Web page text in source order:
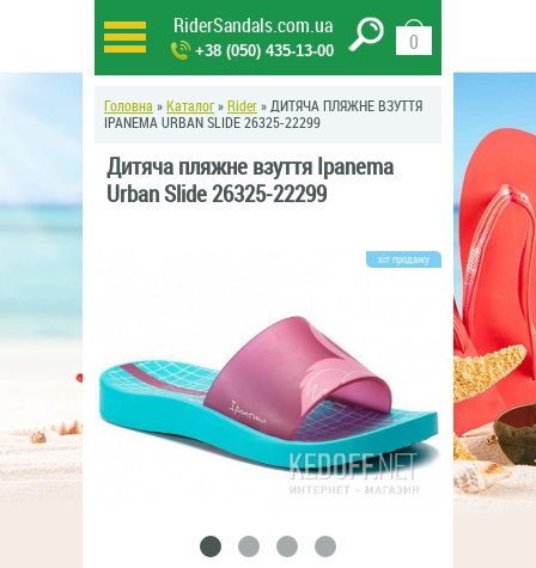
RiderSandals.com.ua
+38 (050) 435-13-00 0
Головна » Каталог» Rider » ДИТЯЧА ПЛЯЖНЕ ВЗУТТЯ
IPANEMA URBAN SLIDE 26325-22299
хіт продажу
Дитяча пляжне взуття Ipanema
Urban Slide 26325-22299